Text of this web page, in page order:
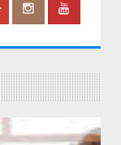
BE LOOKING FOR